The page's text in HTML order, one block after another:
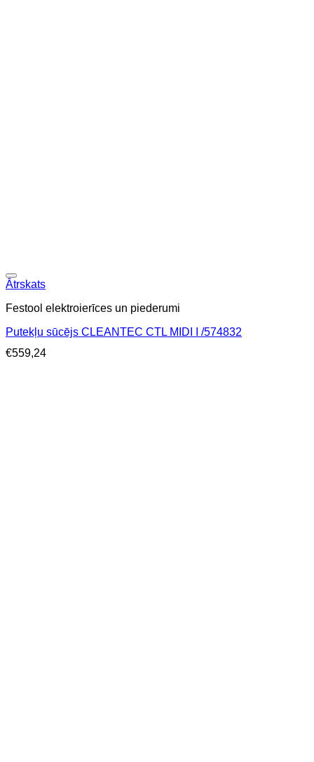
Ātrskats
Festool elektroierīces un piederumi
Putekļu sūcējs CLEANTEC CTL MIDI I /574832
€559,24